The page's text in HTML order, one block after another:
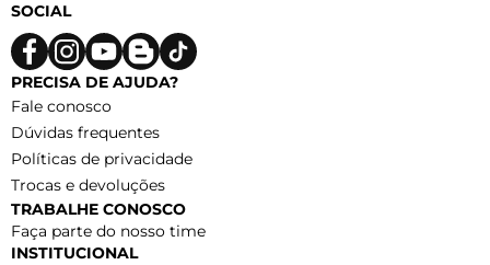
SOCIAL
PRECISA DE AJUDA?
Fale conosco
Dúvidas frequentes
Políticas de privacidade
Trocas e devoluções
TRABALHE CONOSCO
Faça parte do nosso time
INSTITUCIONAL